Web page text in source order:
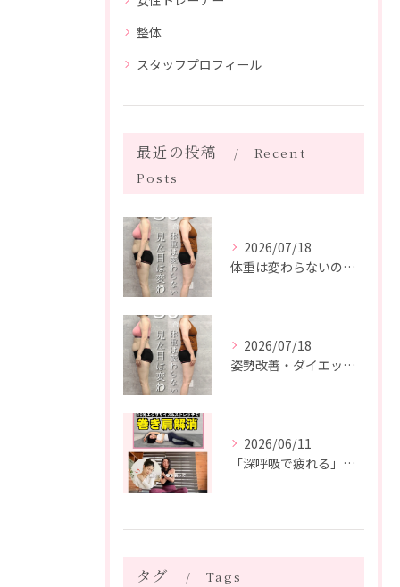
整体
スタッフプロフィール
最近の投稿
Recent
Posts
2026/07/18
体重は変わらないのに、見た目は変わった。
2026/07/18
姿勢改善・ダイエット・ピラティス【５０代・M様】
2026/06/11
「深呼吸で疲れる」の、実は普通じゃありません。
タグ Tags